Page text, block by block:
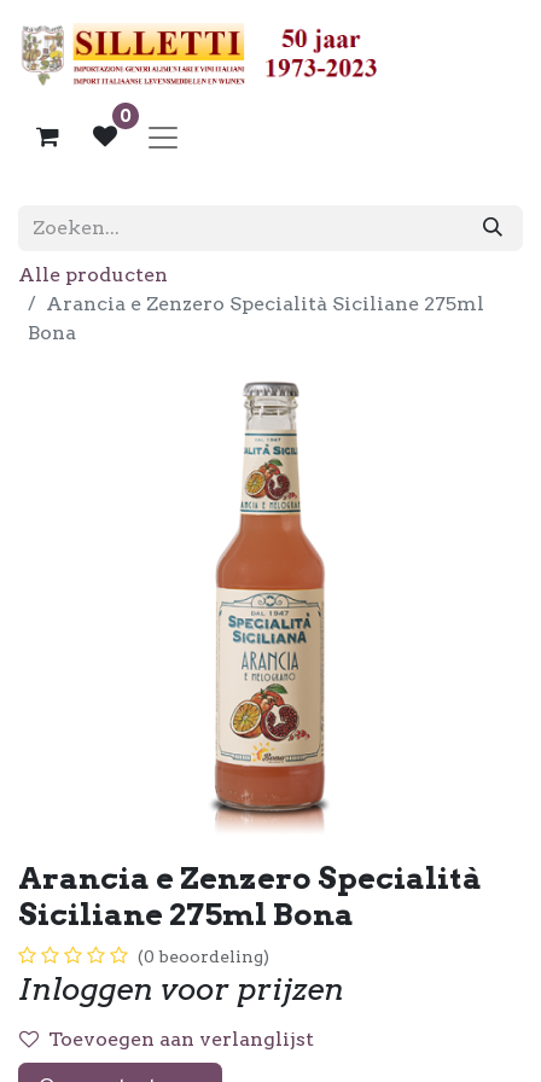
0
Alle producten
Arancia e Zenzero Specialità Siciliane 275ml
Bona
Arancia e Zenzero Specialità
Siciliane 275ml Bona
(0 beoordeling)
Inloggen voor prijzen
Toevoegen aan verlanglijst